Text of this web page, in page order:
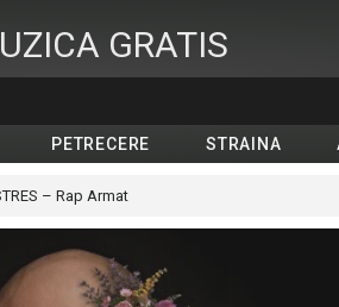
GRATIS
PETRECERE STRAINA
– Rap Armat